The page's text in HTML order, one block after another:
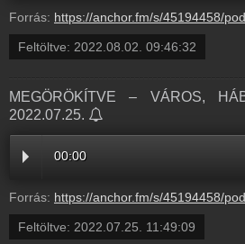
Forrás: https://anchor.fm/s/45194458/podcast/play/55629693/https%3A%2F%2Fd3ctxlq1ktw2nl.cloudfront.net%2Fstaging%2F2022-7-2%2F26e7abdd-0cc8-2997-4548-
Feltöltve: 2022.08.02. 09:46:32
MEGÖRÖKÍTVE – VÁROS,
2022.07.25.
00:00
Forrás: https://anchor.fm/s/45194458/podcast/play/55284617/https%3A%2F%2Fd3ctxlq1ktw2nl.cloudfront.net%2Fstaging%2F2022-6-25%2Fc96b629a-378d-7ab1-
Feltöltve: 2022.07.25. 11:49:09